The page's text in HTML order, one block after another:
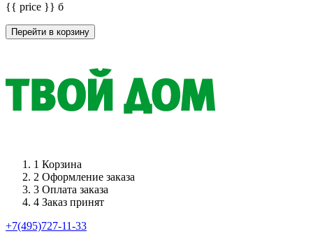
{{ price }} б
Перейти в корзину
1 Корзина
2 Оформление заказа
3 Оплата заказа
4 Заказ принят
+7(495)727-11-33